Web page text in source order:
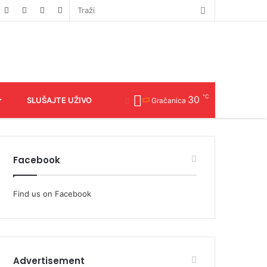
SLUŠAJTE UŽIVO Gračanica 30 ℃
Facebook
Find us on Facebook
Advertisement